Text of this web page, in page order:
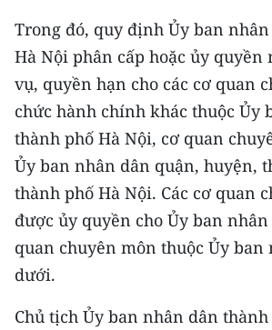
VỀ BÁO NHÂN DÂN
THỜI NAY
NHÂN DÂN CUỐI TUẦN
NHÂN DÂN HẰNG THÁNG
MUA BÁO
ĐỌC BÁO IN
Trong đó, quy định Ủy ban
Hà Nội phân cấp hoặc ủy quyền
vụ, quyền hạn cho các cơ quan
chức hành chính khác thuộc Ủy
thành phố Hà Nội, cơ quan
Ủy ban nhân dân quận, huyện,
thành phố Hà Nội. Các cơ quan
được ủy quyền cho Ủy ban
quan chuyên môn thuộc Ủy ban
dưới.
Chủ tịch Ủy ban nhân dân